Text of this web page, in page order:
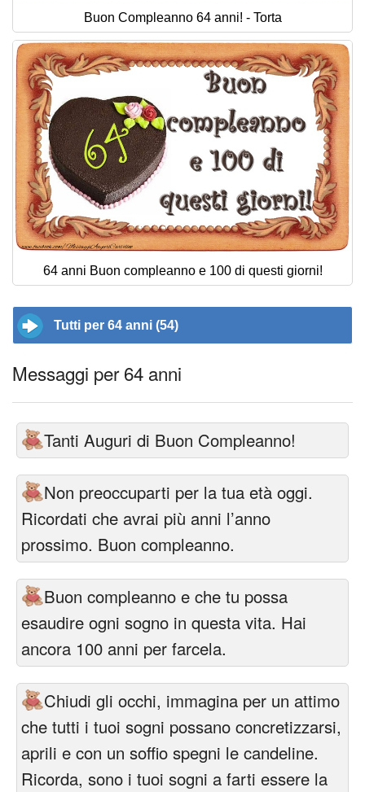
Buon Compleanno 64 anni! - Torta
64 anni Buon compleanno e 100 di questi giorni!
Tutti per 64 anni (54)
Messaggi per 64 anni
Tanti Auguri di Buon Compleanno!
Non preoccuparti per la tua età oggi.
Ricordati che avrai più anni l’anno
prossimo. Buon compleanno.
Buon compleanno e che tu possa
esaudire ogni sogno in questa vita. Hai
ancora 100 anni per farcela.
Chiudi gli occhi, immagina per un attimo
che tutti i tuoi sogni possano concretizzarsi,
aprili e con un soffio spegni le candeline.
Ricorda, sono i tuoi sogni a farti essere la